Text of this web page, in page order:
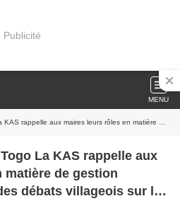
Publicité
MENU
matière de gestion foncière et instaure des débats villageois sur la sécurisation foncière des femmes
La KAS rappelle aux
matière de gestion
débats villageois sur la